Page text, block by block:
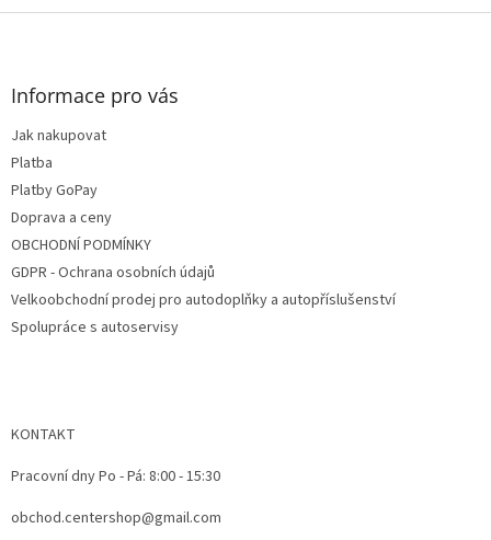
l
ý
p
Z
Informace pro vás
Jak nakupovat
Platba
Platby GoPay
Doprava a ceny
OBCHODNÍ PODMÍNKY
GDPR - Ochrana osobních údajů
Velkoobchodní prodej pro autodoplňky a autopříslušenství
Spolupráce s autoservisy
KONTAKT
Pracovní dny Po - Pá: 8:00 - 15:30
obchod.centershop@gmail.com